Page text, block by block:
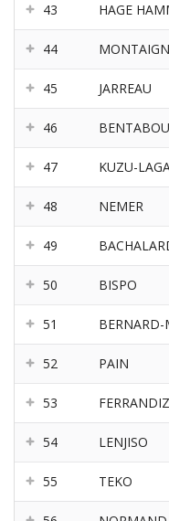
43 HAGE
44
45 JARREAU
46
47 KUZU-
48 NEMER
49
50 BISPO
51
52 PAIN
53
54 LENJISO
55 TEKO